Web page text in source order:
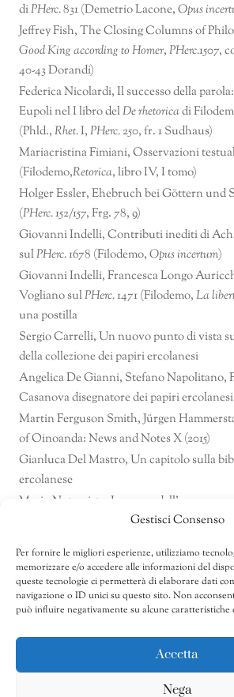
Gestisci Consenso
Per fornire le migliori esperienze, utilizziamo
memorizzare e/o accedere alle informazioni del
queste tecnologie ci permetterà di elaborare dati
navigazione o ID unici su questo sito. Non
può influire negativamente su alcune caratteristiche
Accetta
Nega
diPHerc.831 (Demetrio Lacone,Opus
Jeffrey Fish, The Closing Columns of
Good King according to Homer,PHerc.1507,
40-43 Dorandi)
Federica Nicolardi, Il successo della
Eupoli nel I libro delDe rhetoricadi
(Phld.,Rhet.I,PHerc.250, fr. 1 Sudhaus)
Mariacristina Fimiani, Osservazioni
(Filodemo,Retorica, libro IV, I tomo)
Holger Essler, Ehebruch bei Göttern und
(PHerc.152/157, Frg. 78, 9)
Giovanni Indelli, Contributi inediti di
sulPHerc.1678 (Filodemo,Opus incertum)
Giovanni Indelli, Francesca Longo
Vogliano sulPHerc.1471 (Filodemo,La
una postilla
Sergio Carrelli, Un nuovo punto di vista
della collezione dei papiri ercolanesi
Angelica De Gianni, Stefano Napolitano,
Casanova disegnatore dei papiri ercolanesi
Martin Ferguson Smith, Jürgen
of Oinoanda: News and Notes X (2015)
Gianluca Del Mastro, Un capitolo sulla
ercolanese
Mario Notomista, Lo scavo dell’area sacra
Storia degli scavi e definizione del culto
pompeiane e la manifattura di gemme tra
secolo
Notiziario